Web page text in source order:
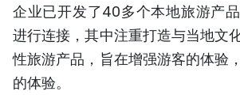
企业已开发了40多个本地旅游产
进行连接，其中注重打造与当地文
性旅游产品，旨在增强游客的体验
的体验。